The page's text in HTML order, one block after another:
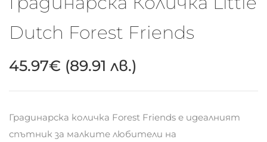
Dutch Forest Friends
45.97€ (89.91 лв.)
Градинарска количка Forest Friends е идеалният
спътник за малките любители на